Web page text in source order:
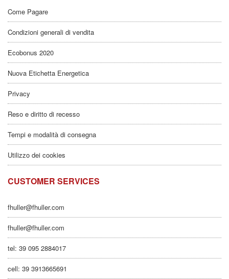
Come Pagare
Condizioni generali di vendita
Ecobonus 2020
Nuova Etichetta Energetica
Privacy
Reso e diritto di recesso
Tempi e modalità di consegna
Utilizzo dei cookies
CUSTOMER SERVICES
fhuller@fhuller.com
fhuller@fhuller.com
tel: 39 095 2884017
cell: 39 3913665691